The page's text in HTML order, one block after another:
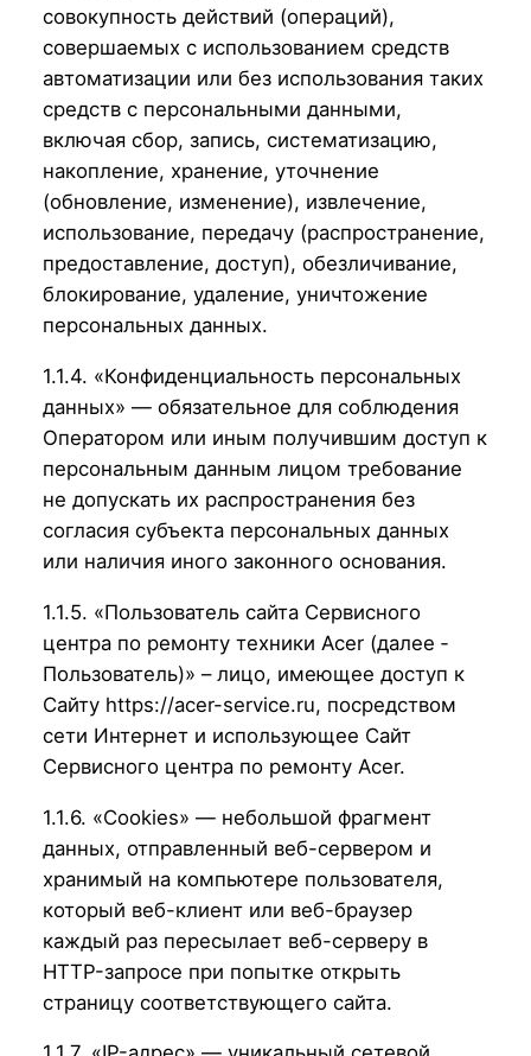
совокупность действий (операций),
совершаемых с использованием средств
автоматизации или без использования таких
средств с персональными данными,
включая сбор, запись, систематизацию,
накопление, хранение, уточнение
(обновление, изменение), извлечение,
использование, передачу (распространение,
предоставление, доступ), обезличивание,
блокирование, удаление, уничтожение
персональных данных.
1.1.4. «Конфиденциальность персональных
данных» — обязательное для соблюдения
Оператором или иным получившим доступ к
персональным данным лицом требование
не допускать их распространения без
согласия субъекта персональных данных
или наличия иного законного основания.
1.1.5. «Пользователь сайта Сервисного
центра по ремонту техники Acer (далее ‑
Пользователь)» – лицо, имеющее доступ к
Сайту https://acer-service.ru, посредством
сети Интернет и использующее Сайт
Сервисного центра по ремонту Acer.
1.1.6. «Cookies» — небольшой фрагмент
данных, отправленный веб-сервером и
хранимый на компьютере пользователя,
который веб-клиент или веб-браузер
каждый раз пересылает веб-серверу в
HTTP-запросе при попытке открыть
страницу соответствующего сайта.